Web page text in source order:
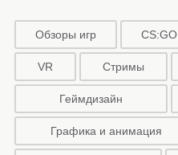
Обзоры игр CS:GO
VR Стримы
Геймдизайн
Графика и анимация